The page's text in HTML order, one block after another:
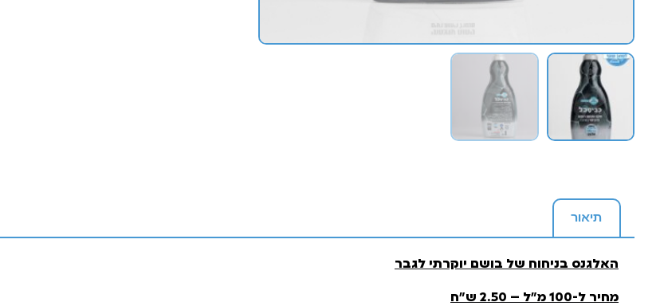
תיאור
האלגנס בניחוח של בושם יוקרתי לגבר
מחיר ל-100 מ”ל – 2.50 ש”ח